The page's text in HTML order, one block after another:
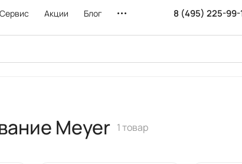
Сервис Акции Блог 8 (495) 225-99-
Meyer 1 товар